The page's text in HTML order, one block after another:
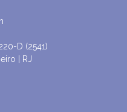
D (2541)
| RJ